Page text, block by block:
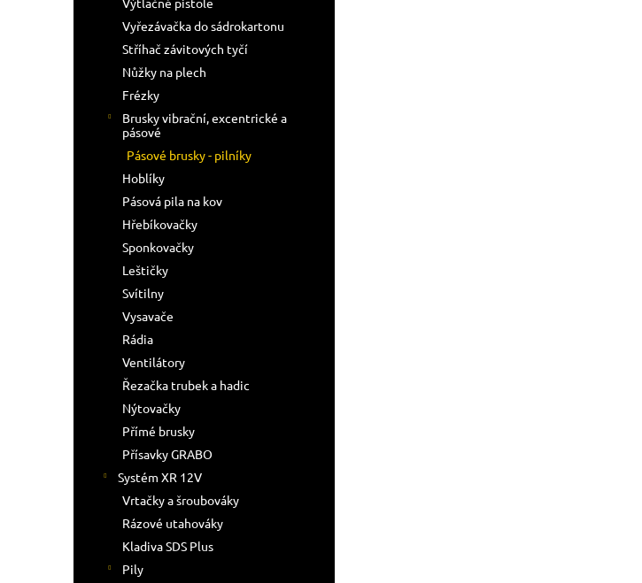
Vyřezávačka do sádrokartonu
Stříhač závitových tyčí
Nůžky na plech
Frézky
Brusky vibrační, excentrické a
pásové
Pásové brusky - pilníky
Hoblíky
Pásová pila na kov
Hřebíkovačky
Sponkovačky
Leštičky
Svítilny
Vysavače
Rádia
Ventilátory
Řezačka trubek a hadic
Nýtovačky
Přímé brusky
Přísavky GRABO
Systém XR 12V
Vrtačky a šroubováky
Rázové utahováky
Kladiva SDS Plus
Pily